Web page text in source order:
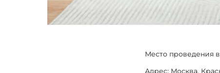
Место проведения
Адрес: Москва,